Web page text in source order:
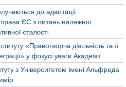
до адаптації
ЄС з питань належної
сталості
«Правотворча діяльність та її
у фокусі уваги Академії
з Університетом імені Альфреда